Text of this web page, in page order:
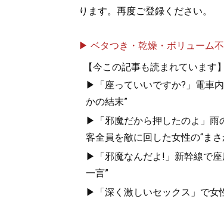
ります。再度ご登録ください。
▶ ベタつき・乾燥・ボリューム
【今この記事も読まれています】
▶「座っていいですか?」電車
かの結末”
▶「邪魔だから押したのよ」雨
客全員を敵に回した女性の“まさ
▶「邪魔なんだよ!」新幹線で座
一言”
▶「深く激しいセックス」で女